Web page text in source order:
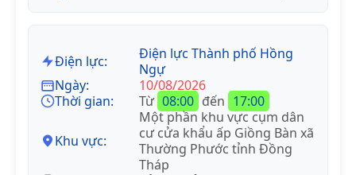
Điện lực:
Điện lực Thành phố Hồng
Ngự
Ngày:
10/08/2026
Thời gian:
Từ 08:00 đến 17:00
Khu vực:
Một phần khu vực cụm dân
cư cửa khẩu ấp Giồng Bàn xã
Thường Phước tỉnh Đồng
Tháp